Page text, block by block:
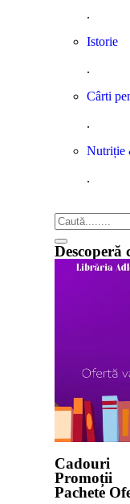
.
Istorie
.
Cârti
.
Nutriție
.
Descoperă
Cadouri
Promoții
Pachete